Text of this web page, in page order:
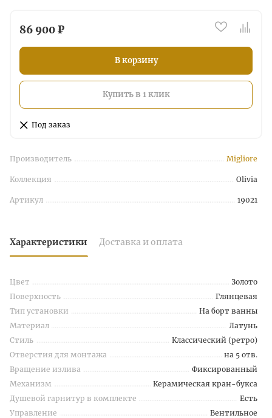
86 900 ₽
В корзину
Купить в 1 клик
Под заказ
Производитель Migliore
Коллекция Olivia
Артикул 19021
Характеристики Доставка и оплата
Цвет
Золото
Поверхность
Глянцевая
Тип установки
На борт ванны
Материал
Латунь
Стиль
Классический (ретро)
Отверстия для монтажа
на 5 отв.
Вращение излива
Фиксированный
Механизм
Керамическая кран-букса
Душевой гарнитур в комплекте
Есть
Управление
Вентильное